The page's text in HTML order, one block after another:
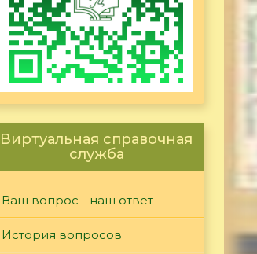
Виртуальная справочная
служба
Ваш вопрос - наш ответ
История вопросов